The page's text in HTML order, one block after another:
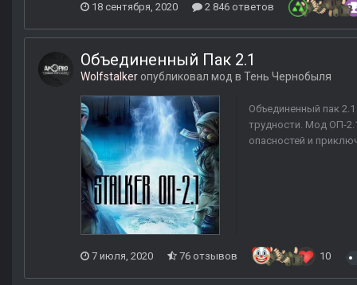
18 сентября, 2020 2 846 ответов
Объединенный Пак 2.1
Wolfstalker опубликовал мод в Тень Чернобыля
Объединенный пак
трудности. Мод ОП-
опасностей и
7 июля, 2020 76 отзывов 10